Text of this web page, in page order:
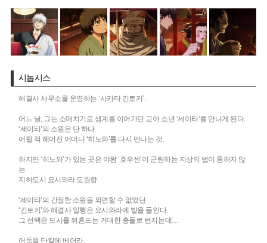
시놉시스
해결사 사무소를 운영하는 ‘사카타 긴토키’.
어느 날, 그는 소매치기로 생계를 이어가던 고아 소년 ‘세이타’를 만나게 된다.
‘세이타’의 소원은 단 하나.
어릴 적 헤어진 어머니 ‘히노와’를 다시 만나는 것.
하지만 ‘히노와’가 있는 곳은 야왕 ‘호우센’이 군림하는 지상의 법이 통하지 않
는
지하도시 요시와라 도원향.
‘세이타’의 간절한 소원을 외면할 수 없었던
‘긴토키’와 해결사 일행은 요시와라에 발을 들인다.
그 선택은 도시를 뒤흔드는 거대한 충돌로 번지는데…
어둠을 단칼에 베어라.